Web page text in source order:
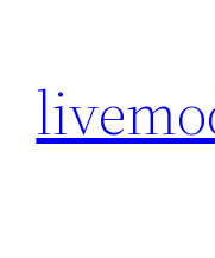
содержимому